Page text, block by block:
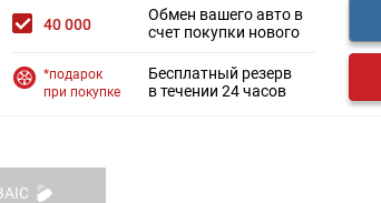
40 000
Обмен вашего авто в
счет покупки нового
*подарок
при покупке
Бесплатный резерв
в течении 24 часов